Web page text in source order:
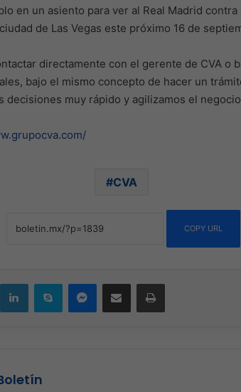
en un asiento para ver al Real Madrid contra
de Las Vegas este próximo 16 de
directamente con el gerente de CVA o
bajo el mismo concepto de hacer un
decisiones muy rápido y agilizamos el
CVA
COPY URL
LinkedInSkype MessengerCompartir por correo electrónicoImprimir